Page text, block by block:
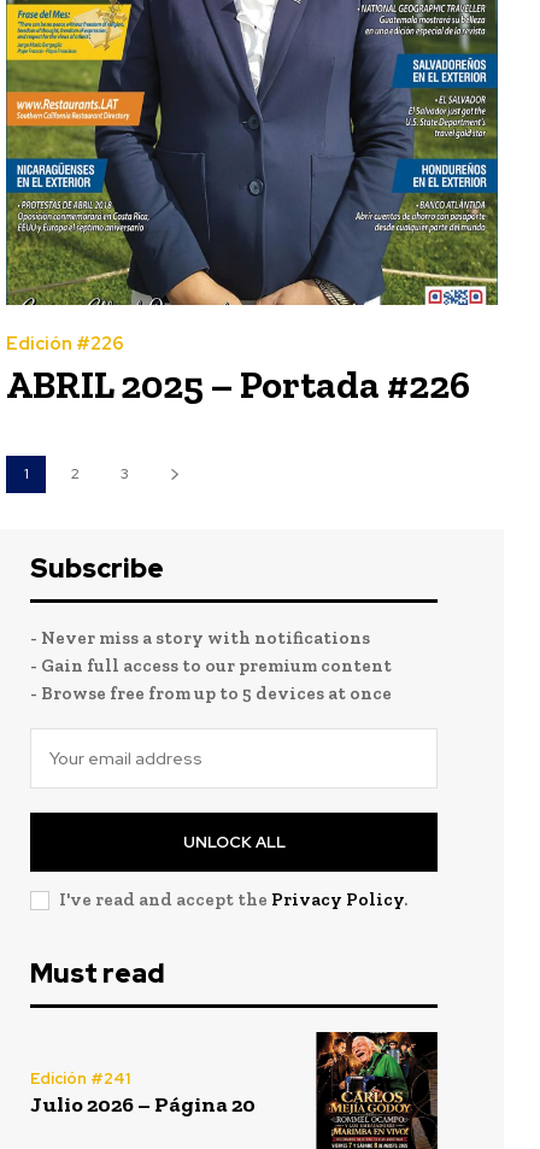
Edición #226
ABRIL 2025 – Portada #226
1 2 3
Subscribe
- Never miss a story with notifications
- Gain full access to our premium content
- Browse free from up to 5 devices at once
UNLOCK ALL
I've read and accept the Privacy Policy.
Must read
Edición #241
Julio 2026 – Página 20